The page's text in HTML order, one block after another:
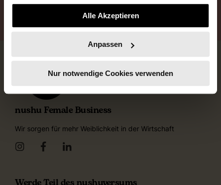
widerrufen.
Alle Akzeptieren
Anpassen
Nur notwendige Cookies verwenden
ANMELDEN ABMELDEN
nushu Female Business
Wir sorgen für mehr Weiblichkeit in der Wirtschaft